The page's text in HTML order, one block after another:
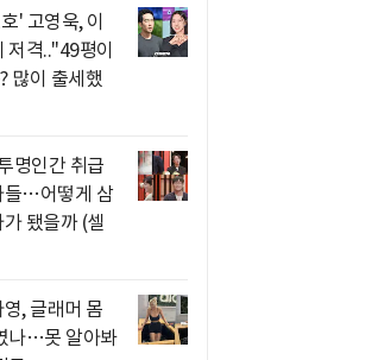
' 고영욱, 이
저격.."49평이
많이 출세했
명인간 취급
들…어떻게 삼
됐을까 (셀
, 글래머 몸
나…못 알아봐